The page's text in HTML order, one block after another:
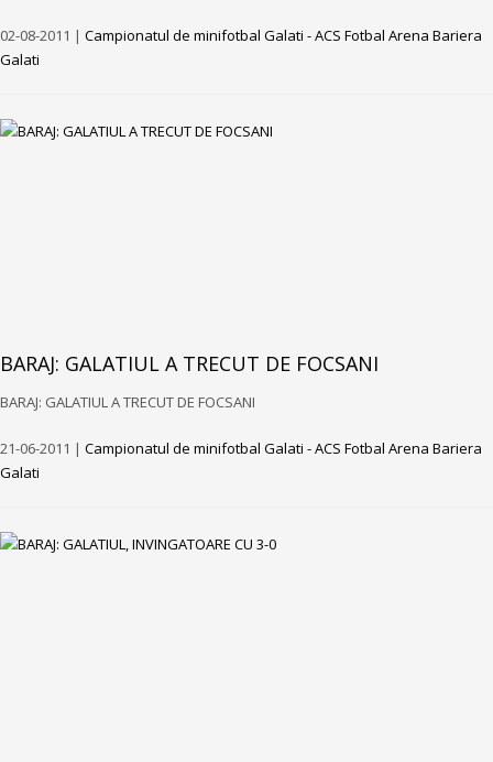
02-08-2011 | Campionatul de minifotbal Galati - ACS Fotbal Arena Bariera
Galati
BARAJ: GALATIUL A TRECUT DE FOCSANI
BARAJ: GALATIUL A TRECUT DE FOCSANI
21-06-2011 | Campionatul de minifotbal Galati - ACS Fotbal Arena Bariera
Galati